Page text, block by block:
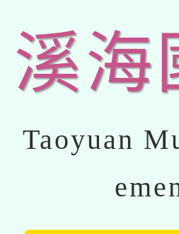
溪海
Taoyuan